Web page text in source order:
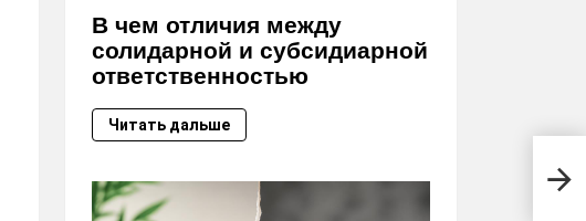
В
В чем отличия между
солидарной и субсидиарной
ответственностью
Читать дальше